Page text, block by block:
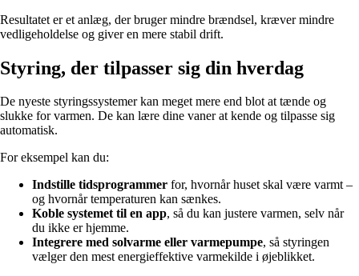
Resultatet er et anlæg, der bruger mindre brændsel, kræver mindre
vedligeholdelse og giver en mere stabil drift.
Styring, der tilpasser sig din hverdag
De nyeste styringssystemer kan meget mere end blot at tænde og
slukke for varmen. De kan lære dine vaner at kende og tilpasse sig
automatisk.
For eksempel kan du:
Indstille tidsprogrammer for, hvornår huset skal være varmt –
og hvornår temperaturen kan sænkes.
Koble systemet til en app, så du kan justere varmen, selv når
du ikke er hjemme.
Integrere med solvarme eller varmepumpe, så styringen
vælger den mest energieffektive varmekilde i øjeblikket.